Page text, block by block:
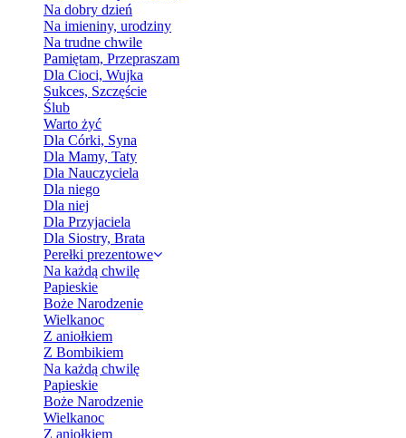
Na dobry dzień
Na imieniny, urodziny
Na trudne chwile
Pamiętam, Przepraszam
Dla Cioci, Wujka
Sukces, Szczęście
Ślub
Warto żyć
Dla Córki, Syna
Dla Mamy, Taty
Dla Nauczyciela
Dla niego
Dla niej
Dla Przyjaciela
Dla Siostry, Brata
Perełki prezentowe
Na każdą chwilę
Papieskie
Boże Narodzenie
Wielkanoc
Z aniołkiem
Z Bombikiem
Na każdą chwilę
Papieskie
Boże Narodzenie
Wielkanoc
Z aniołkiem